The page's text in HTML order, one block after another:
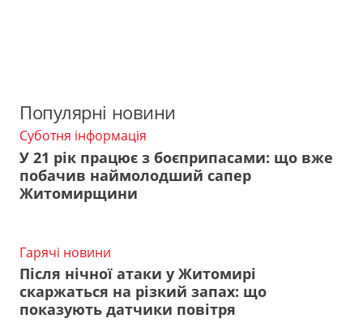
Популярні новини
Суботня інформація
У 21 рік працює з боєприпасами: що вже
побачив наймолодший сапер
Житомирщини
Гарячі новини
Після нічної атаки у Житомирі
скаржаться на різкий запах: що
показують датчики повітря